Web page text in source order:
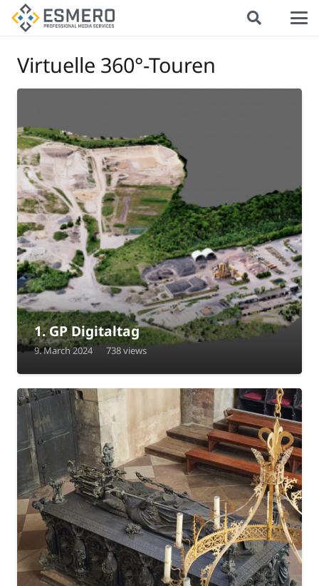
Virtuelle 360°-Touren
1. GP Digitaltag
9. March 2024 738views